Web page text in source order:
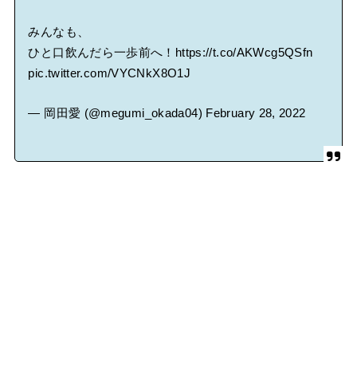
みんなも、
ひと口飲んだら一歩前へ！ https://t.co/AKWcg5QSfn
pic.twitter.com/VYCNkX8O1J
— 岡田愛 (@megumi_okada04) February 28, 2022